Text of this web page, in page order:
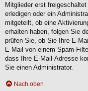
Mitglieder erst
erledigen oder ein
mitgeteilt, ob eine
erhalten haben, folgen Sie
prüfen Sie, ob Sie Ihre E-
E-Mail von einem Spam-
dass Ihre E-Mail-Adresse
Sie einen Administrator.
Nach oben